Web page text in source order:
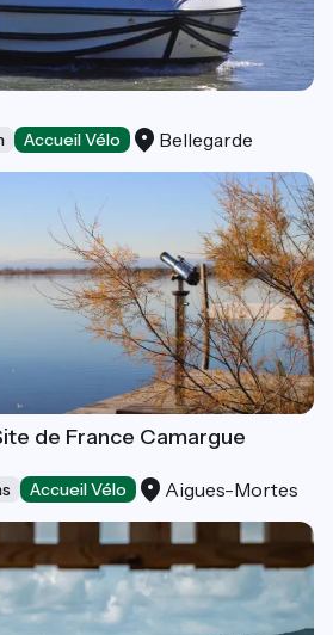
Accueil Vélo Bellegarde
de France Camargue
Accueil Vélo Aigues-Mortes